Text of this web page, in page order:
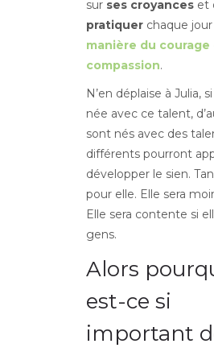
sur ses croyanceset
pratiquerchaque jour
manière du courage
compassion.
N’en déplaise à Julia,
née avec ce talent,
sont nés avec des
différents pourront
développer le sien.
pour elle. Elle sera
Elle sera contente si
gens.
Alors
est-ce si
important